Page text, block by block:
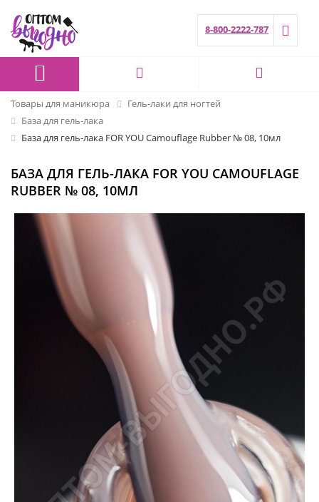
8-800-2222-787
Товары для маникюра
Гель-лаки для ногтей
База для гель-лака
База для гель-лака FOR YOU Camouflage Rubber № 08, 10мл
БАЗА ДЛЯ ГЕЛЬ-ЛАКА FOR YOU CAMOUFLAGE
RUBBER № 08, 10МЛ